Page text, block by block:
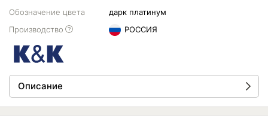
Обозначение цвета
дарк платинум
Производство
РОССИЯ
Описание